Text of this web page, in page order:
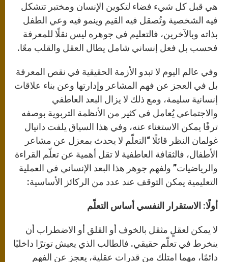
هي قبل كل شيء فضاء لتكوين الإنسان ومختبر تتشكل
فيه الشخصية وتُصقل فيه القيم وينمو فيه وعي الطفل
بذاته وبالآخرين، فالتعليم في جوهره ليس نقلًا للمعرفة
فحسب بل فعل إنساني شامل يطال العقل والقلب معًا.
وفي عالم اليوم لا تبدو الأزمة الحقيقية في نقص المعرفة
بل في العجز عن فهم المشاعر وإدارتها وعن بناء علاقات
إنسانية سليمة، ومع ذلك لا يزال البعد العاطفي
والاجتماعي يُعامل في كثير من الأنظمة التربوية بوصفه
ترفًا يمكن الاستغناء عنه، وفي هذا السياق يلفت دانيال
غولمان النظر قائلًا “التعلّم لا يحدث بمعزل عن مشاعر
الأطفال، فالثقافة العاطفية لا تقل أهمية عن تعلّم القراءة
والرياضيات” ولفهم جوهر هذا البعد الإنساني في العملية
التعليمية يمكن التوقف عند عدد من الركائز الأساسية:
أولًا: الاستقرار النفسي أساس التعلّم
لا يمكن لعقلٍ مثقل بالخوف أو القلق أو الاضطراب أن
ينخرط في تعلّم حقيقي. فالطالب الذي يعيش توترًا داخليًا
دائمًا، مهما امتلك من قدرات عقلية، يعجز عن الفهم